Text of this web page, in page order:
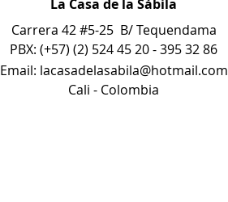
La Casa de la Sábila
Carrera 42 #5-25 B/ Tequendama
PBX: (+57) (2) 524 45 20 - 395 32 86
Email: lacasadelasabila@hotmail.com
Cali - Colombia